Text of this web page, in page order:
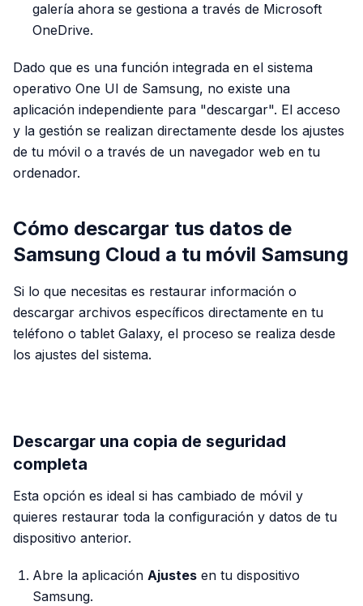
galería ahora se gestiona a través de Microsoft
OneDrive.
Dado que es una función integrada en el sistema
operativo One UI de Samsung, no existe una
aplicación independiente para "descargar". El acceso
y la gestión se realizan directamente desde los ajustes
de tu móvil o a través de un navegador web en tu
ordenador.
Cómo descargar tus datos de
Samsung Cloud a tu móvil Samsung
Si lo que necesitas es restaurar información o
descargar archivos específicos directamente en tu
teléfono o tablet Galaxy, el proceso se realiza desde
los ajustes del sistema.
Descargar una copia de seguridad
completa
Esta opción es ideal si has cambiado de móvil y
quieres restaurar toda la configuración y datos de tu
dispositivo anterior.
Abre la aplicación Ajustes en tu dispositivo
Samsung.